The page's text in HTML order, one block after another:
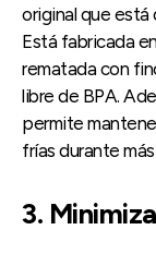
original que
Está fabricada
rematada con
libre de BPA.
permite
frías durante
3.